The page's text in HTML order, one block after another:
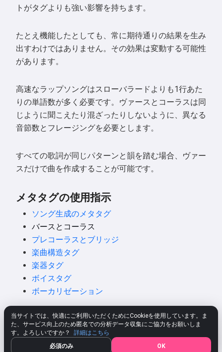
トがタグよりも強い影響を持ちます。
たとえ機能したとしても、常に期待通りの結果を生み
出すわけではありません。その効果は変動する可能性
があります。
高速なラップソングはスローバラードよりも1行あた
りの単語数が多く必要です。ヴァースとコーラスは同
じように聞こえたり混ざったりしないように、異なる
音節数とフレージングを必要とします。
すべての歌詞が同じパターンと韻を踏む場合、ヴァー
スだけで曲を作成することが可能です。
メタタグの使用指示
ソング生成のメタタグ
バースとコーラス
プレコーラスとブリッジ
楽曲構造タグ
楽器タグ
ボイスタグ
ボーカリゼーション
自分の曲を無料で生成
当サイトでは、快適にご利用いただくためにCookieを使用しています。ま
た、サービス向上のため匿名での分析データ収集にご協力をお願いしま
す。よろしいですか？
詳細はこちら
必須のみ
OK